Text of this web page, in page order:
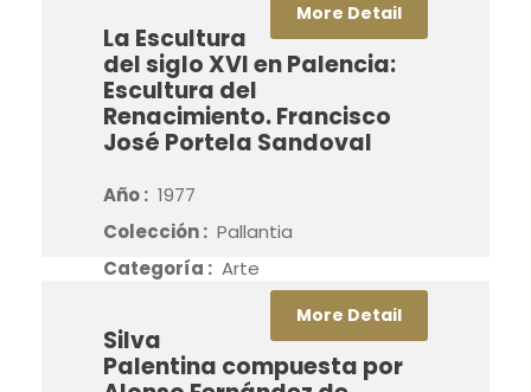
More Detail
La Escultura
del siglo XVI en Palencia:
Escultura del
Renacimiento. Francisco
José Portela Sandoval
Año : 1977
Colección : Pallantia
Categoría : Arte
More Detail
Silva
Palentina compuesta por